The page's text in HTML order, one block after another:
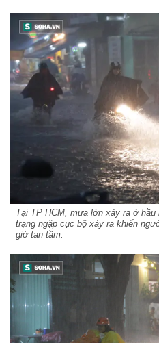
Tại TP HCM, mưa lớn xảy ra ở
trạng ngập cục bộ xảy ra khiến
giờ tan tầm.